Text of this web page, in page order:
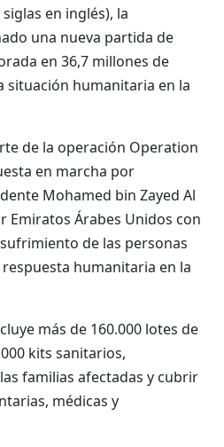
en inglés), la
una nueva partida de
en 36,7 millones de
situación humanitaria en la
de la operación Operation
en marcha por
Mohamed bin Zayed Al
Emiratos Árabes Unidos con
de las personas
humanitaria en la
más de 160.000 lotes de
kits sanitarios,
familias afectadas y cubrir
médicas y